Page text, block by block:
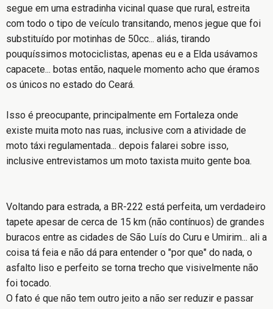
segue em uma estradinha vicinal quase que rural, estreita
com todo o tipo de veículo transitando, menos jegue que foi
substituído por motinhas de 50cc... aliás, tirando
pouquíssimos motociclistas, apenas eu e a Elda usávamos
capacete... botas então, naquele momento acho que éramos
os únicos no estado do Ceará.
Isso é preocupante, principalmente em Fortaleza onde
existe muita moto nas ruas, inclusive com a atividade de
moto táxi regulamentada... depois falarei sobre isso,
inclusive entrevistamos um moto taxista muito gente boa.
Voltando para estrada, a BR-222 está perfeita, um verdadeiro
tapete apesar de cerca de 15 km (não contínuos) de grandes
buracos entre as cidades de São Luís do Curu e Umirim... ali a
coisa tá feia e não dá para entender o "por que" do nada, o
asfalto liso e perfeito se torna trecho que visivelmente não
foi tocado.
O fato é que não tem outro jeito a não ser reduzir e passar